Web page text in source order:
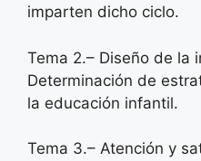
imparten dicho ciclo.
Tema 2.– Diseño de la
Determinación de
la educación infantil.
Tema 3.– Atención y